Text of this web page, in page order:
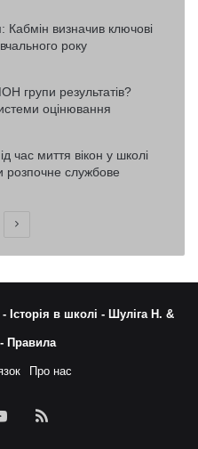
Кабмін визначив ключові
року
групи результатів?
оцінювання
час миття вікон у школі
розпочне службове
Наступна
- Історія в школі - Шуліга Н. &
Правила
Про нас
YouTubeRSS